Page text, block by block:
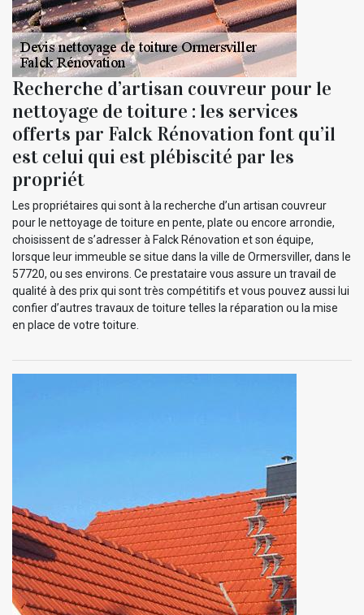
Recherche d’artisan couvreur pour le
nettoyage de toiture : les services
offerts par Falck Rénovation font qu’il
est celui qui est plébiscité par les
propriét
Les propriétaires qui sont à la recherche d’un artisan couvreur
pour le nettoyage de toiture en pente, plate ou encore arrondie,
choisissent de s’adresser à Falck Rénovation et son équipe,
lorsque leur immeuble se situe dans la ville de Ormersviller, dans le
57720, ou ses environs. Ce prestataire vous assure un travail de
qualité à des prix qui sont très compétitifs et vous pouvez aussi lui
confier d’autres travaux de toiture telles la réparation ou la mise
en place de votre toiture.